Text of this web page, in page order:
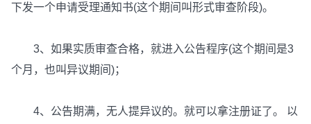
下发一个申请受理通知书(这个期间叫形式审查阶段)。
3、如果实质审查合格，就进入公告程序(这个期间是3
个月，也叫异议期间)；
4、公告期满，无人提异议的。就可以拿注册证了。 以